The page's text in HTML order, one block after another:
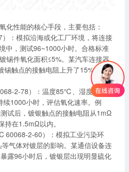
化性能的核心手段，主要包括：
：模拟沿海或化工厂环境，将连接
中，测试96~1000小时。合格标准
锡件氧化面积≤5%。某汽车连接器
锡触点的接触电阻上升了15%，而
2-78）：温度85℃、湿度
续1000小时，评估氧化速率。例
试后，镀银触点的接触电阻从1mΩ
在1.5mΩ以内。
60068-2-60）：模拟工业污染环
等气体对镀层的影响。某通信设备连
露96小时后，镀银层出现明显硫化